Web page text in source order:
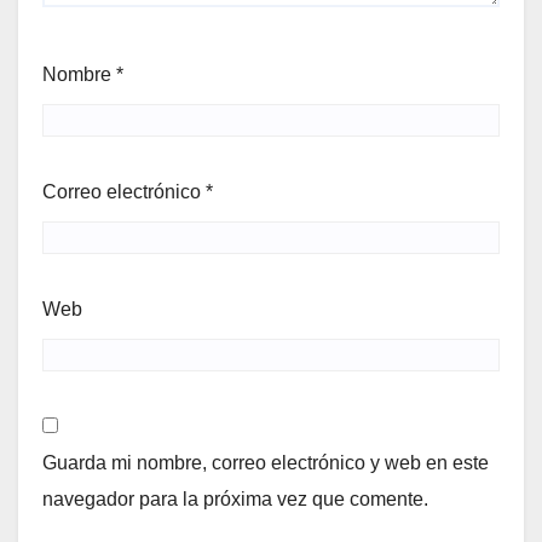
Nombre *
Correo electrónico *
Web
Guarda mi nombre, correo electrónico y web en este
navegador para la próxima vez que comente.